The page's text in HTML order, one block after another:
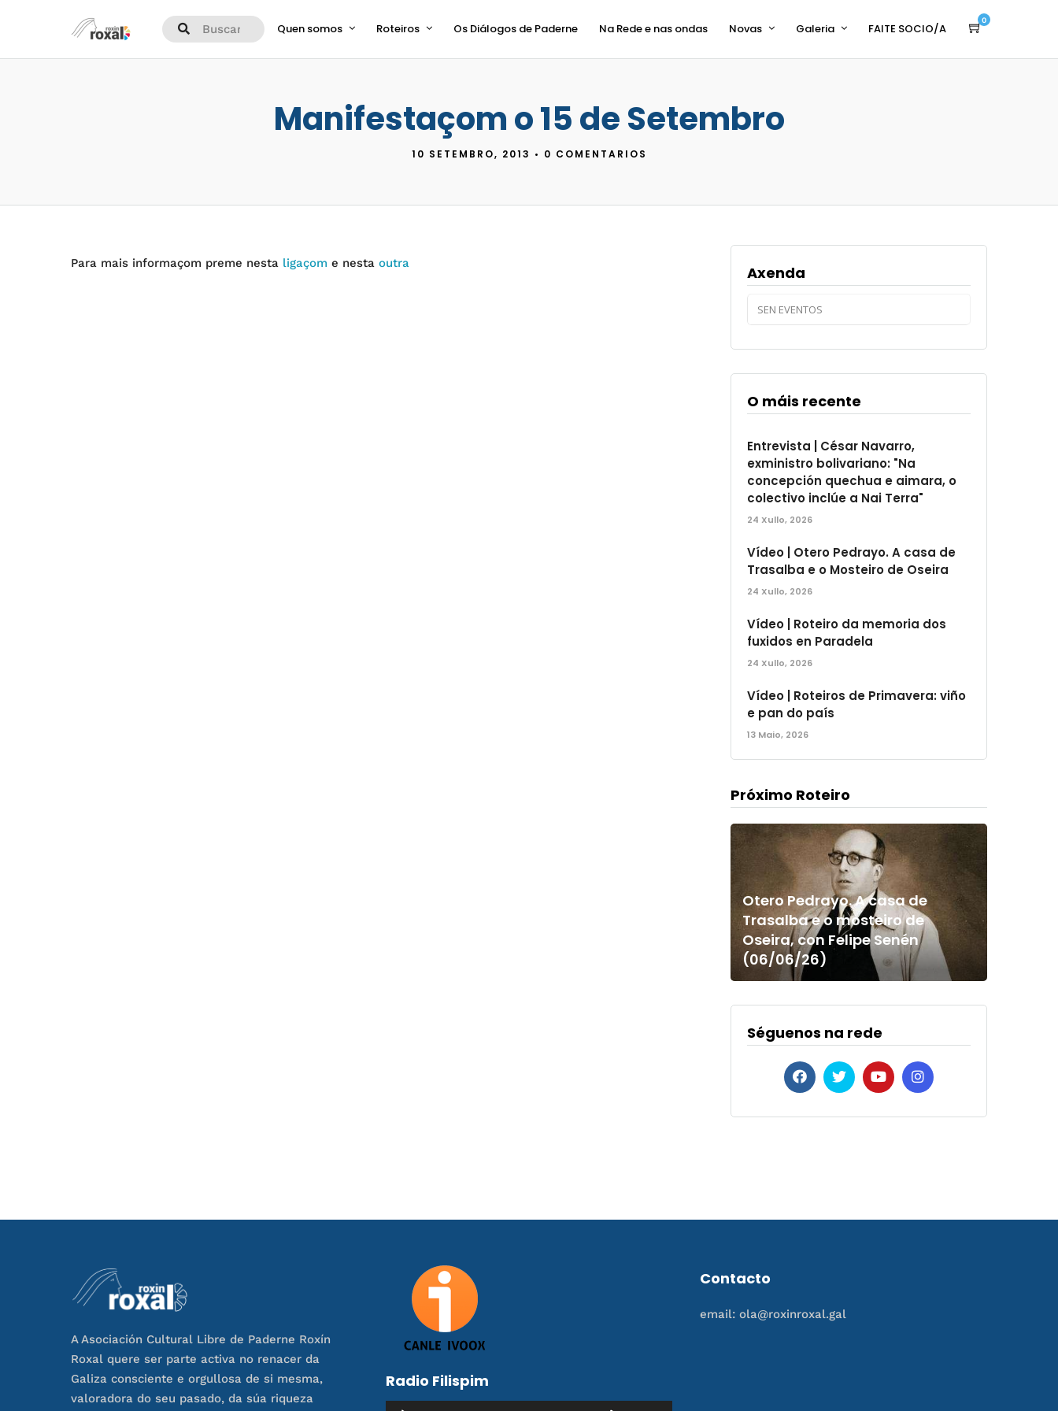
Quen somos Roteiros Os Diálogos de Paderne Na Rede e nas ondas Novas Galeria FAITE SOCIO/A
0
Manifestaçom o 15 de Setembro
10 SETEMBRO, 2013 • 0 COMENTARIOS
Para mais informaçom preme nesta ligaçom e nesta outra
Axenda
SEN EVENTOS
O máis recente
Entrevista | César Navarro,
exministro bolivariano: "Na
concepción quechua e aimara, o
colectivo inclúe a Nai Terra"
24 Xullo, 2026
Vídeo | Otero Pedrayo. A casa de
Trasalba e o Mosteiro de Oseira
24 Xullo, 2026
Vídeo | Roteiro da memoria dos
fuxidos en Paradela
24 Xullo, 2026
Vídeo | Roteiros de Primavera: viño
e pan do país
13 Maio, 2026
Próximo Roteiro
Otero Pedrayo. A casa de
Trasalba e o mosteiro de
Oseira, con Felipe Senén
(06/06/26)
Séguenos na rede
A Asociación Cultural Libre de Paderne Roxín
Roxal quere ser parte activa no renacer da
Galiza consciente e orgullosa de si mesma,
valoradora do seu pasado, da súa riqueza
Contacto
email: ola@roxinroxal.gal
Radio Filispim